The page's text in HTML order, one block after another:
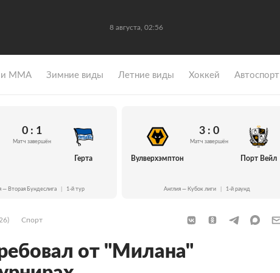
8 августа, 02:56
и ММА Зимние виды Летние виды Хоккей Автоспорт
0 : 1
Матч завершён
Герта
— Вторая Бундеслига 1-й тур
Вулверхэмптон
3 : 0
Матч завершён
Порт Вейл
Англия — Кубок лиги 1-й раунд
Спорт
от "Милана"